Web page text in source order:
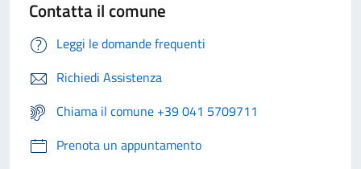
Contatta il comune
Leggi le domande frequenti
Richiedi Assistenza
Chiama il comune +39 041 5709711
Prenota un appuntamento